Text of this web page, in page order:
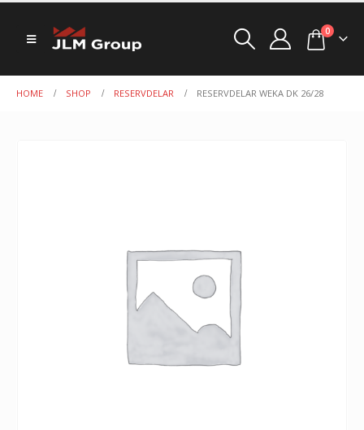
0
HOME SHOP RESERVDELAR RESERVDELAR WEKA DK 26/28